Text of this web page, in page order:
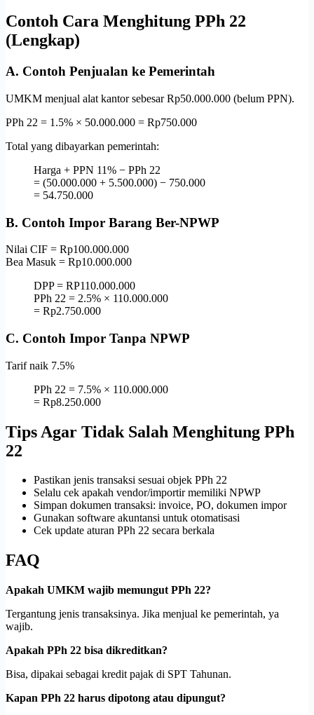
Contoh Cara Menghitung PPh 22
(Lengkap)
A. Contoh Penjualan ke Pemerintah
UMKM menjual alat kantor sebesar Rp50.000.000 (belum PPN).
PPh 22 = 1.5% × 50.000.000 = Rp750.000
Total yang dibayarkan pemerintah:
Harga + PPN 11% − PPh 22
= (50.000.000 + 5.500.000) − 750.000
= 54.750.000
B. Contoh Impor Barang Ber-NPWP
Nilai CIF = Rp100.000.000
Bea Masuk = Rp10.000.000
DPP = RP110.000.000
PPh 22 = 2.5% × 110.000.000
= Rp2.750.000
C. Contoh Impor Tanpa NPWP
Tarif naik 7.5%
PPh 22 = 7.5% × 110.000.000
= Rp8.250.000
Tips Agar Tidak Salah Menghitung PPh
22
Pastikan jenis transaksi sesuai objek PPh 22
Selalu cek apakah vendor/importir memiliki NPWP
Simpan dokumen transaksi: invoice, PO, dokumen impor
Gunakan software akuntansi untuk otomatisasi
Cek update aturan PPh 22 secara berkala
FAQ
Apakah UMKM wajib memungut PPh 22?
Tergantung jenis transaksinya. Jika menjual ke pemerintah, ya
wajib.
Apakah PPh 22 bisa dikreditkan?
Bisa, dipakai sebagai kredit pajak di SPT Tahunan.
Kapan PPh 22 harus dipotong atau dipungut?